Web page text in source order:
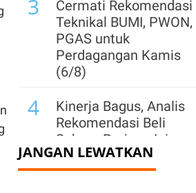
3
Cermati Rekomendasi
Teknikal BUMI, PWON,
PGAS untuk
Perdagangan Kamis
(6/8)
4
Kinerja Bagus, Analis
Rekomendasi Beli
Saham Prajogo Ini
dengan Target Harga 3x
Lipat
JANGAN LEWATKAN